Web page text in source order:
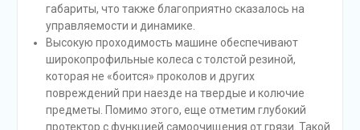
габариты, что также благоприятно сказалось на
управляемости и динамике.
Высокую проходимость машине обеспечивают
широкопрофильные колеса с толстой резиной,
которая не «боится» проколов и других
повреждений при наезде на твердые и колючие
предметы. Помимо этого, еще отметим глубокий
протектор с функцией самоочищения от грязи. Такой